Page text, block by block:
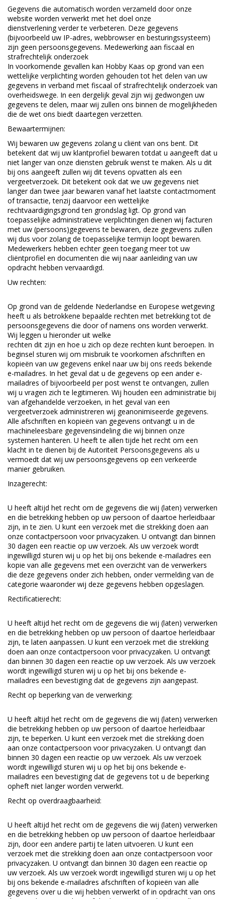
Gegevens die automatisch worden verzameld door onze
website worden verwerkt met het doel onze
dienstverlening verder te verbeteren. Deze gegevens
(bijvoorbeeld uw IP-adres, webbrowser en besturingssysteem)
zijn geen persoonsgegevens. Medewerking aan fiscaal en
strafrechtelijk onderzoek
In voorkomende gevallen kan Hobby Kaas op grond van een
wettelijke verplichting worden gehouden tot het delen van uw
gegevens in verband met fiscaal of strafrechtelijk onderzoek van
overheidswege. In een dergelijk geval zijn wij gedwongen uw
gegevens te delen, maar wij zullen ons binnen de mogelijkheden
die de wet ons biedt daartegen verzetten.
Bewaartermijnen:
Wij bewaren uw gegevens zolang u cliënt van ons bent. Dit
betekent dat wij uw klantprofiel bewaren totdat u aangeeft dat u
niet langer van onze diensten gebruik wenst te maken. Als u dit
bij ons aangeeft zullen wij dit tevens opvatten als een
vergeetverzoek. Dit betekent ook dat we uw gegevens niet
langer dan twee jaar bewaren vanaf het laatste contactmoment
of transactie, tenzij daarvoor een wettelijke
rechtvaardigingsgrond ten grondslag ligt. Op grond van
toepasselijke administratieve verplichtingen dienen wij facturen
met uw (persoons)gegevens te bewaren, deze gegevens zullen
wij dus voor zolang de toepasselijke termijn loopt bewaren.
Medewerkers hebben echter geen toegang meer tot uw
cliëntprofiel en documenten die wij naar aanleiding van uw
opdracht hebben vervaardigd.
Uw rechten:
Op grond van de geldende Nederlandse en Europese wetgeving
heeft u als betrokkene bepaalde rechten met betrekking tot de
persoonsgegevens die door of namens ons worden verwerkt.
Wij leggen u hieronder uit welke
rechten dit zijn en hoe u zich op deze rechten kunt beroepen. In
beginsel sturen wij om misbruik te voorkomen afschriften en
kopieën van uw gegevens enkel naar uw bij ons reeds bekende
e-mailadres. In het geval dat u de gegevens op een ander e-
mailadres of bijvoorbeeld per post wenst te ontvangen, zullen
wij u vragen zich te legitimeren. Wij houden een administratie bij
van afgehandelde verzoeken, in het geval van een
vergeetverzoek administreren wij geanonimiseerde gegevens.
Alle afschriften en kopieën van gegevens ontvangt u in de
machineleesbare gegevensindeling die wij binnen onze
systemen hanteren. U heeft te allen tijde het recht om een
klacht in te dienen bij de Autoriteit Persoonsgegevens als u
vermoedt dat wij uw persoonsgegevens op een verkeerde
manier gebruiken.
Inzagerecht:
U heeft altijd het recht om de gegevens die wij (laten) verwerken
en die betrekking hebben op uw persoon of daartoe herleidbaar
zijn, in te zien. U kunt een verzoek met die strekking doen aan
onze contactpersoon voor privacyzaken. U ontvangt dan binnen
30 dagen een reactie op uw verzoek. Als uw verzoek wordt
ingewilligd sturen wij u op het bij ons bekende e-mailadres een
kopie van alle gegevens met een overzicht van de verwerkers
die deze gegevens onder zich hebben, onder vermelding van de
categorie waaronder wij deze gegevens hebben opgeslagen.
Rectificatierecht:
U heeft altijd het recht om de gegevens die wij (laten) verwerken
en die betrekking hebben op uw persoon of daartoe herleidbaar
zijn, te laten aanpassen. U kunt een verzoek met die strekking
doen aan onze contactpersoon voor privacyzaken. U ontvangt
dan binnen 30 dagen een reactie op uw verzoek. Als uw verzoek
wordt ingewilligd sturen wij u op het bij ons bekende e-
mailadres een bevestiging dat de gegevens zijn aangepast.
Recht op beperking van de verwerking:
U heeft altijd het recht om de gegevens die wij (laten) verwerken
die betrekking hebben op uw persoon of daartoe herleidbaar
zijn, te beperken. U kunt een verzoek met die strekking doen
aan onze contactpersoon voor privacyzaken. U ontvangt dan
binnen 30 dagen een reactie op uw verzoek. Als uw verzoek
wordt ingewilligd sturen wij u op het bij ons bekende e-
mailadres een bevestiging dat de gegevens tot u de beperking
opheft niet langer worden verwerkt.
Recht op overdraagbaarheid:
U heeft altijd het recht om de gegevens die wij (laten) verwerken
en die betrekking hebben op uw persoon of daartoe herleidbaar
zijn, door een andere partij te laten uitvoeren. U kunt een
verzoek met die strekking doen aan onze contactpersoon voor
privacyzaken. U ontvangt dan binnen 30 dagen een reactie op
uw verzoek. Als uw verzoek wordt ingewilligd sturen wij u op het
bij ons bekende e-mailadres afschriften of kopieën van alle
gegevens over u die wij hebben verwerkt of in opdracht van ons